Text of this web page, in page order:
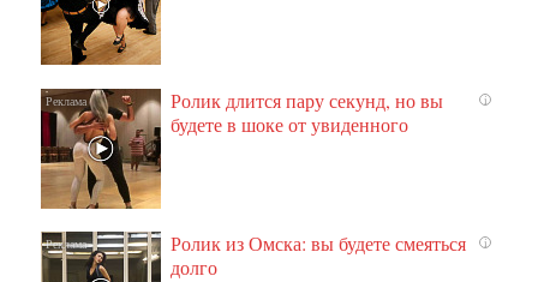
i
Ролик длится пару секунд, но вы
будете в шоке от увиденного
i
Ролик из Омска: вы будете смеяться
долго